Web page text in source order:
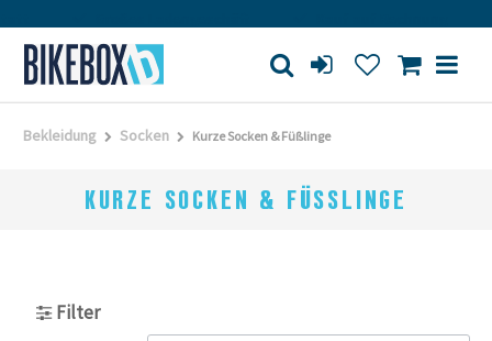
Bekleidung Socken Kurze Socken & Füßlinge
KURZE SOCKEN & FÜSSLINGE
Filter